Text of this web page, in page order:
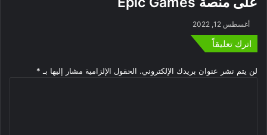
أغسطس 12, 2022
اترك تعليقاً
لن يتم نشر عنوان بريدك الإلكتروني. الحقول الإلزامية مشار إليها بـ *